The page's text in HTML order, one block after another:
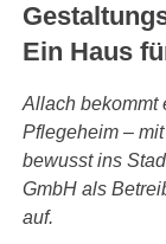
Ein Haus
Allach bekommt
Pflegeheim –
bewusst ins
GmbH als
auf.